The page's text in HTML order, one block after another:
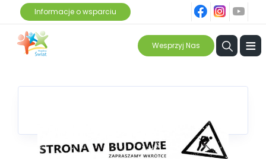
Informacje o wsparciu
ins
Wesprzyj Nas ≡